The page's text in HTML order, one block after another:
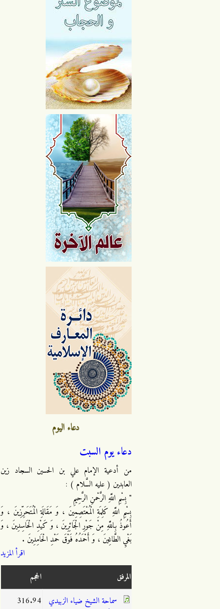
دعاء اليوم
دعاء يوم السبت
من أدعية الإمام علي بن الحسين السجاد زين
العابدين ( عليه السَّلام ) :
" بِسْمِ اللَّهِ الرَّحْمنِ الرَّحِيمِ
بِسْمِ اللَّهِ كَلِمَةِ الْمُعْتَصِمِينَ ، وَ مَقَالَةِ الْمُتَحَرِّزِينَ ، وَ
أَعُوذُ بِاللَّهِ مِنْ جَوْرِ الْجَائِرِينَ ، وَ كَيْدِ الْحَاسِدِينَ ، وَ
بَغْيِ الطَّاغِينَ ، وَ أَحْمَدُهُ فَوْقَ حَمْدِ الْحَامِدِينَ .
اقرأ المزيد
المرفق
الحجم
سماحة الشيخ ضياء الزبيدي 316.94